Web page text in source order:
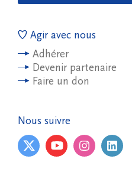
Agir avec nous
Adhérer
Devenir partenaire
Faire un don
Nous suivre